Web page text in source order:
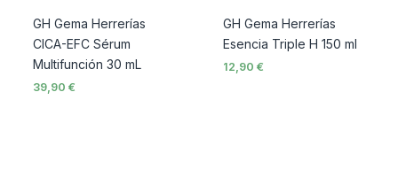
GH Gema Herrerías
CICA-EFC Sérum
Multifunción 30 mL
39,90 €
GH Gema Herrerías
Esencia Triple H 150 ml
12,90 €